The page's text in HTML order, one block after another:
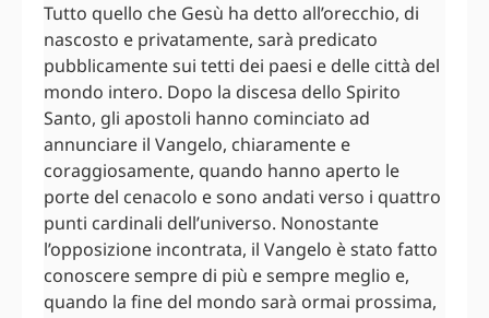
Tutto quello che Gesù ha detto all’orecchio, di
nascosto e privatamente, sarà predicato
pubblicamente sui tetti dei paesi e delle città del
mondo intero. Dopo la discesa dello Spirito
Santo, gli apostoli hanno cominciato ad
annunciare il Vangelo, chiaramente e
coraggiosamente, quando hanno aperto le
porte del cenacolo e sono andati verso i quattro
punti cardinali dell’universo. Nonostante
l’opposizione incontrata, il Vangelo è stato fatto
conoscere sempre di più e sempre meglio e,
quando la fine del mondo sarà ormai prossima,